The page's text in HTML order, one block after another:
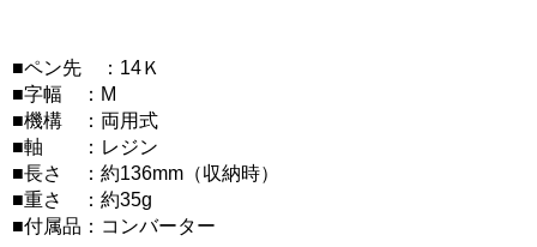
■ペン先 ：14Ｋ
■字幅 ：M
■機構 ：両用式
■軸 ：レジン
■長さ ：約136mm（収納時）
■重さ ：約35g
■付属品：コンバーター